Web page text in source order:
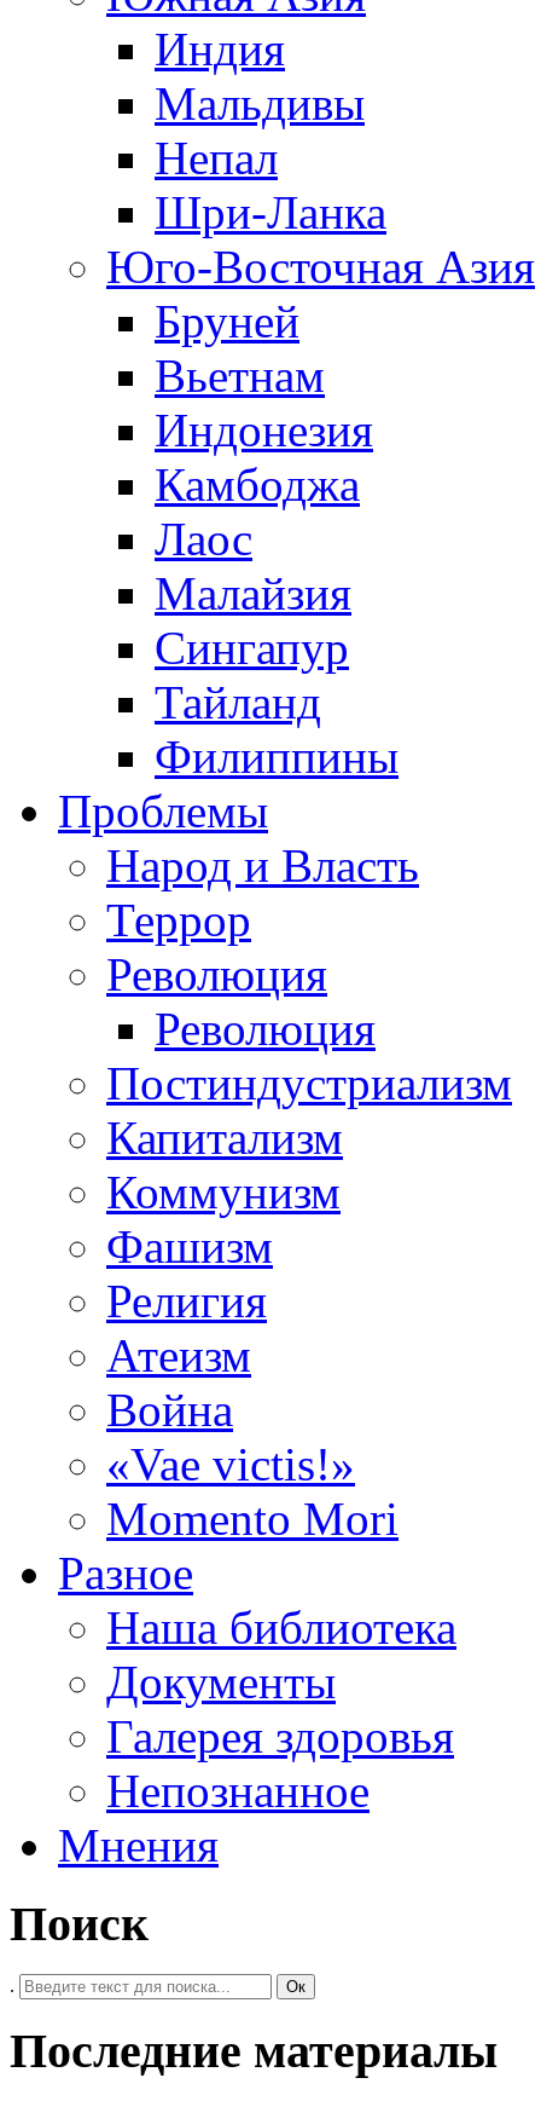
Индия
Мальдивы
Непал
Шри-Ланка
Юго-Восточная Азия
Бруней
Вьетнам
Индонезия
Камбоджа
Лаос
Малайзия
Сингапур
Тайланд
Филиппины
Проблемы
Народ и Власть
Террор
Революция
Революция
Постиндустриализм
Капитализм
Коммунизм
Фашизм
Религия
Атеизм
Война
«Vae victis!»
Momento Mori
Разное
Наша библиотека
Документы
Галерея здоровья
Непознанное
Мнения
Поиск
. Ок
Последние материалы